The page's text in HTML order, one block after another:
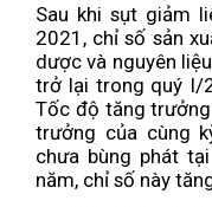
Sau khi sụt giảm
2021, chỉ số sản
dược và nguyên
trở lại trong quý I/
Tốc độ tăng
trưởng của cùng
chưa bùng phát
năm, chỉ số này